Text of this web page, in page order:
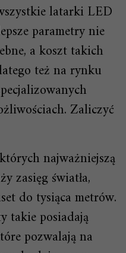
latarki LED
parametry nie
a koszt takich
też na rynku
Zaliczyć
najważniejszą
zasięg światła,
do tysiąca metrów.
takie posiadają
pozwalają na